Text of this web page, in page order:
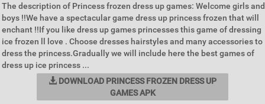
The description of Princess frozen dress up games: Welcome girls and
boys !!We have a spectacular game dress up princess frozen that will
enchant !!If you like dress up games princesses this game of dressing
ice frozen ll love . Choose dresses hairstyles and many accessories to
dress the princess.Gradually we will include here the best games of
dress up ice princess ...
DOWNLOAD PRINCESS FROZEN DRESS UP
GAMES APK